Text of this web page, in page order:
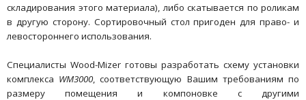
складирования этого материала), либо скатывается по роликам
в другую сторону. Сортировочный стол пригоден для право- и
левостороннего использования.
Специалисты Wood-Mizer готовы разработать схему установки
комплекса WM3000, соответствующую Вашим требованиям по
размеру помещения и компоновке с другими